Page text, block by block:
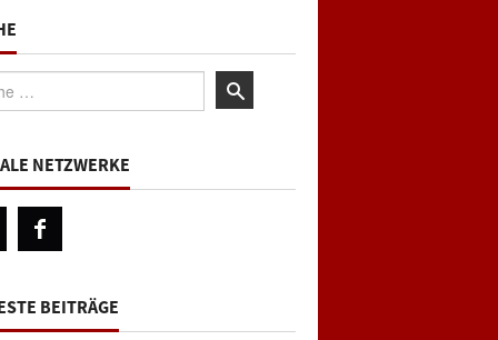
NETZWERKE
BEITRÄGE